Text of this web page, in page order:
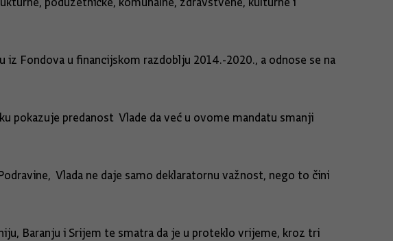
Fondova u financijskom razdoblju 2014.-2020., a odnose se na
pokazuje predanost Vlade da već u ovome mandatu smanji
Vlada ne daje samo deklaratornu važnost, nego to čini
Baranju i Srijem te smatra da je u proteklo vrijeme, kroz tri